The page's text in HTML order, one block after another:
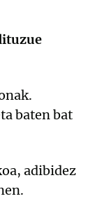
baten bat
adibidez